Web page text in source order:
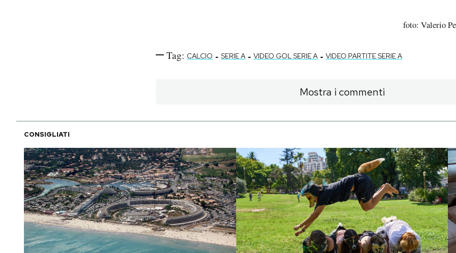
foto: Valerio
Tag: CALCIO - SERIE A - VIDEO GOL SERIE A - VIDEO PARTITE SERIE A
Mostra i commenti
CONSIGLIATI